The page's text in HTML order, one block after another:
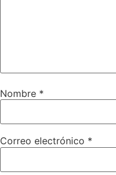
Nombre *
Correo electrónico *